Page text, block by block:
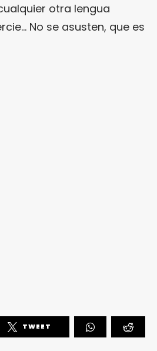
otra lengua
No se asusten, que es
TWEET